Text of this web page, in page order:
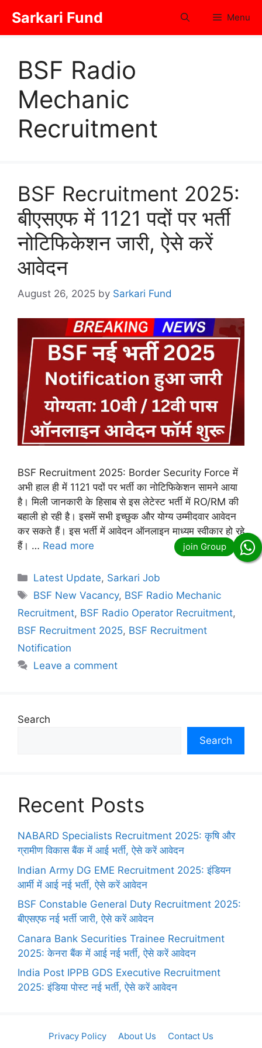
content
Sarkari Fund Menu
BSF Radio
Mechanic
Recruitment
BSF Recruitment 2025:
बीएसएफ में 1121 पदों पर भर्ती
नोटिफिकेशन जारी, ऐसे करें
आवेदन
August 26, 2025 by Sarkari Fund
BSF Recruitment 2025: Border Security Force में
अभी हाल ही में 1121 पदों पर भर्ती का नोटिफिकेशन सामने आया
है। मिली जानकारी के हिसाब से इस लेटेस्ट भर्ती में RO/RM की
बहाली हो रही है। इसमें सभी इच्छुक और योग्य उम्मीदवार आवेदन
कर सकते हैं। इस भर्ती में आवेदन ऑनलाइन माध्यम स्वीकार हो रहे
हैं। … Read more
Categories
Latest Update, Sarkari Job
Tags
BSF New Vacancy, BSF Radio Mechanic
Recruitment, BSF Radio Operator Recruitment,
BSF Recruitment 2025, BSF Recruitment
Notification
Leave a comment
Search
Search
Recent Posts
NABARD Specialists Recruitment 2025: कृषि और
ग्रामीण विकास बैंक में आई भर्ती, ऐसे करें आवेदन
Indian Army DG EME Recruitment 2025: इंडियन
आर्मी में आई नई भर्ती, ऐसे करें आवेदन
BSF Constable General Duty Recruitment 2025:
बीएसएफ नई भर्ती जारी, ऐसे करें आवेदन
Canara Bank Securities Trainee Recruitment
2025: केनरा बैंक में आई नई भर्ती, ऐसे करें आवेदन
India Post IPPB GDS Executive Recruitment
2025: इंडिया पोस्ट नई भर्ती, ऐसे करें आवेदन
Privacy Policy About Us Contact Us